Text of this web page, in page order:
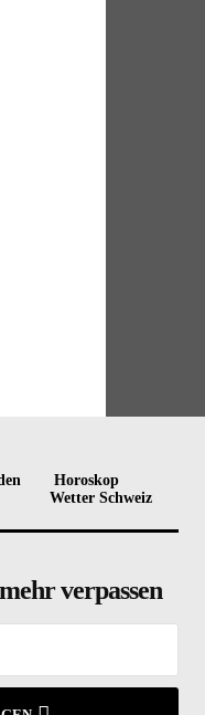
Horoskop
Wetter Schweiz
verpassen